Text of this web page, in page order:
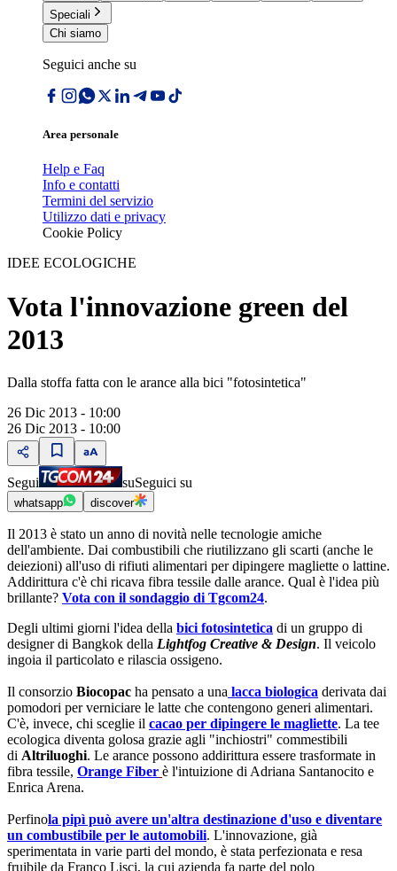
Speciali
Chi siamo
Seguici anche su
Area personale
Help e Faq
Info e contatti
Termini del servizio
Utilizzo dati e privacy
Cookie Policy
IDEE ECOLOGICHE
Vota l'innovazione green del
2013
Dalla stoffa fatta con le arance alla bici "fotosintetica"
26 Dic 2013 - 10:00
26 Dic 2013 - 10:00
Segui suSeguici su
whatsapp discover
Il 2013 è stato un anno di novità nelle tecnologie amiche
dell'ambiente. Dai combustibili che riutilizzano gli scarti (anche le
deiezioni) all'uso di rifiuti alimentari per dipingere magliette o lattine.
Addirittura c'è chi ricava fibra tessile dalle arance. Qual è l'idea più
brillante? Vota con il sondaggio di Tgcom24.
Degli ultimi giorni l'idea della bici fotosintetica di un gruppo di
designer di Bangkok della Lightfog Creative & Design. Il veicolo
ingoia il particolato e rilascia ossigeno.
Il consorzio Biocopac ha pensato a una lacca biologica derivata dai
pomodori per verniciare le latte che contengono generi alimentari.
C'è, invece, chi sceglie il cacao per dipingere le magliette. La tee
ecologica diventa golosa grazie agli "inchiostri" commestibili
di Altriluoghi. Le arance possono addirittura essere trasformate in
fibra tessile, Orange Fiber è l'intuizione di Adriana Santanocito e
Enrica Arena.
Perfinola pipì può avere un'altra destinazione d'uso e diventare
un combustibile per le automobili. L'innovazione, già
sperimentata in varie parti del mondo, è stata perfezionata e resa
fruibile da Franco Lisci, la cui azienda fa parte del polo